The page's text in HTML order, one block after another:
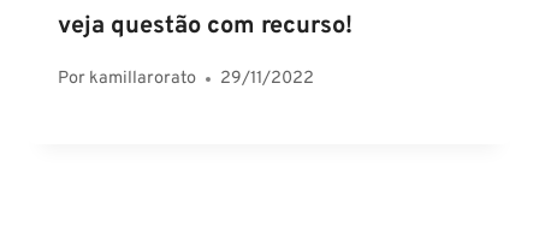
veja questão com recurso!
Por kamillarorato 29/11/2022